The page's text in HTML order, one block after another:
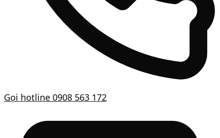
Gọi hotline 0908 563 172